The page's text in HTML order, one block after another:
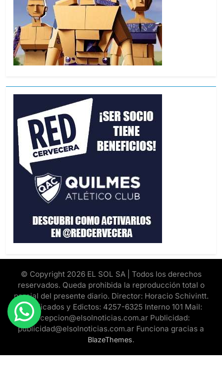
© Copyright 2026 EL SOL SA | Todos los derechos
reservados. Queda prohibida la reproducción total o
parcial del presente diario. Director: Horacio Schivintt.
Clasificados y Edictos: 4257-6325 Interno 101 Mail:
recepcion@elsolnoticias.com.ar Publicidad:
publicidad@elsolnoticias.com.ar Funciona gracias a
BlazeThemes.